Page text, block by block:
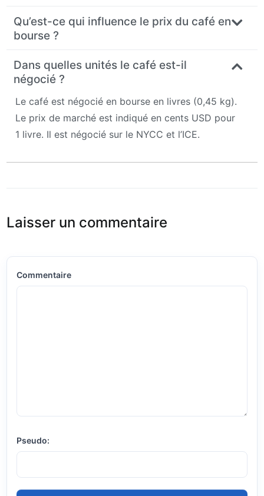
Qu’est-ce qui influence le prix du café en
bourse ?
Dans quelles unités le café est-il
négocié ?
Le café est négocié en bourse en livres (0,45 kg).
Le prix de marché est indiqué en cents USD pour
1 livre. Il est négocié sur le NYCC et l’ICE.
Laisser un commentaire
Commentaire
Pseudo: